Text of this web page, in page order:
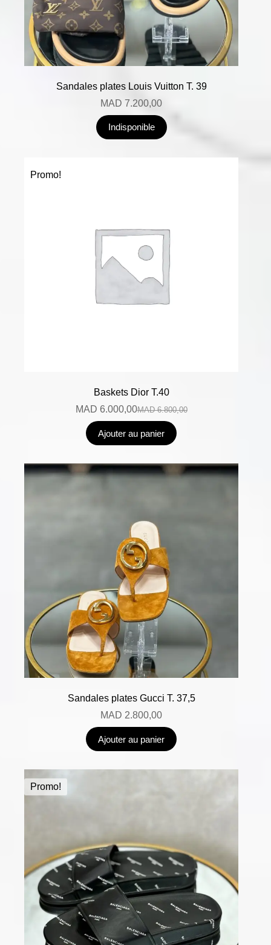
Sandales plates Louis Vuitton T. 39
MAD 7.200,00
Indisponible
Promo!
Baskets Dior T.40
MAD6.800,00
MAD 6.000,00
Ajouter au panier
Sandales plates Gucci T. 37,5
MAD 2.800,00
Ajouter au panier
Promo!